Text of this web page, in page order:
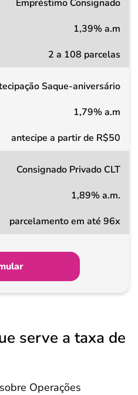
Empréstimo Consignado
1,39% a.m
2 a 108 parcelas
Saque-aniversário
1,79% a.m
antecipe a partir de R$50
Consignado Privado CLT
1,89% a.m.
parcelamento em até 96x
serve a taxa de
Operações